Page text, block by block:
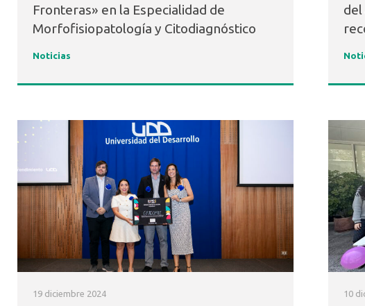
Fronteras» en la Especialidad de
Morfofisiopatología y Citodiagnóstico
Noticias
del
19 diciembre 2024 10